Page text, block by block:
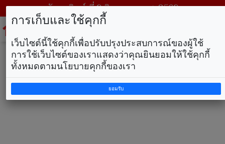
วันอาทิตย์ ที่ 9 สิงหาคม พ.ศ. 2569
การเก็บและใช้คุกกี้
เว็บไซต์นี้ใช้คุกกี้เพื่อปรับปรุงประสบการณ์ของผู้ใช้
การใช้เว็บไซต์ของเราแสดงว่าคุณยินยอมให้ใช้คุกกี้
ทั้งหมดตามนโยบายคุกกี้ของเรา
ยอมรับ